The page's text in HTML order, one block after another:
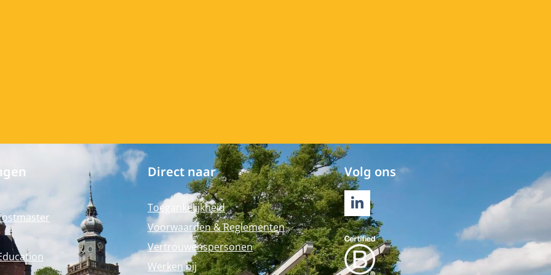
Direct naar
Toegankelijkheid
Voorwaarden & Reglementen
Vertrouwenspersonen
Werken bij
Volg ons
LINKEDIN